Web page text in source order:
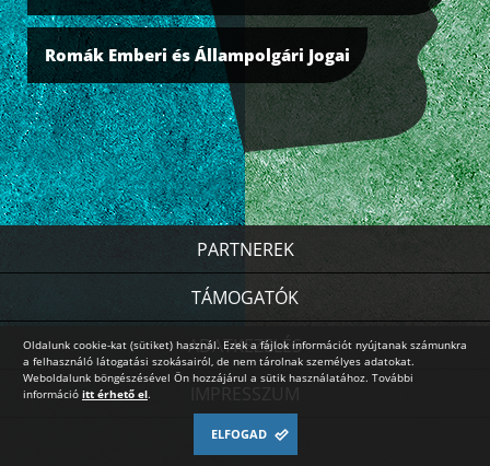
Romák Emberi és Állampolgári Jogai
Oldalunk cookie-kat (sütiket) használ. Ezek a fájlok információt nyújtanak számunkra
a felhasználó látogatási szokásairól, de nem tárolnak személyes adatokat.
Weboldalunk böngészésével Ön hozzájárul a sütik használatához. További
információ itt érhető el.
ELFOGAD
PARTNEREK
TÁMOGATÓK
ADATKEZELÉS
HÍRLEVÉL